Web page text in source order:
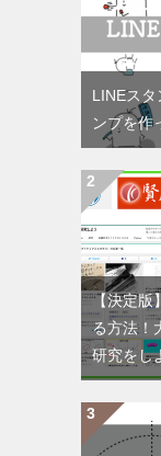
LINEス
ンプを作
【決定版
る方法！
研究をし